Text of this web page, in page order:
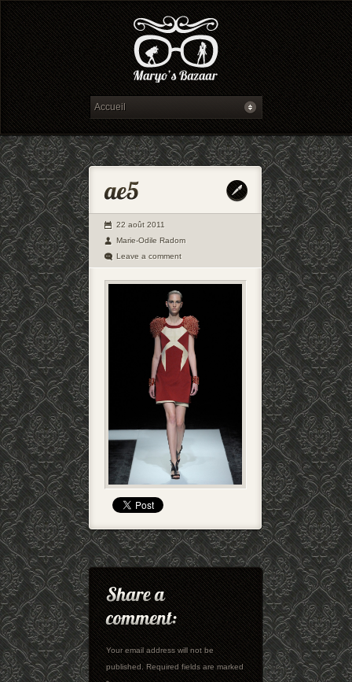
22 août 2011
Marie-Odile Radom
Leave a comment
Your email address will not be
published. Required fields are marked